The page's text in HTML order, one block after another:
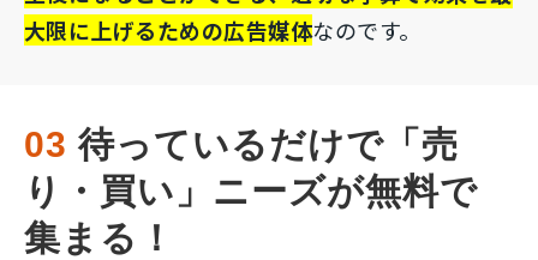
大限に上げるための広告媒体なのです。
03 待っているだけで「売
り・買い」ニーズが無料で
集まる！